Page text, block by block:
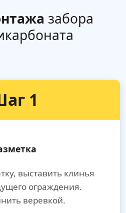
забора
1
выставить клинья
ограждения.
веревкой.